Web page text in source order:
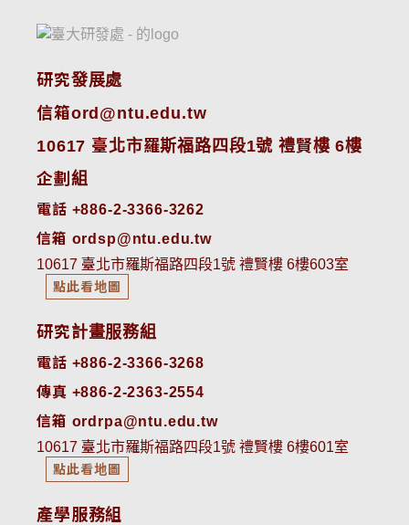
研究發展處
信箱ord@ntu.edu.tw
10617 臺北市羅斯福路四段1號 禮賢樓 6樓
企劃組
電話 +886-2-3366-3262
信箱 ordsp@ntu.edu.tw
10617 臺北市羅斯福路四段1號 禮賢樓 6樓603室
點此看地圖
研究計畫服務組
電話 +886-2-3366-3268
傳真 +886-2-2363-2554
信箱 ordrpa@ntu.edu.tw
10617 臺北市羅斯福路四段1號 禮賢樓 6樓601室
點此看地圖
產學服務組